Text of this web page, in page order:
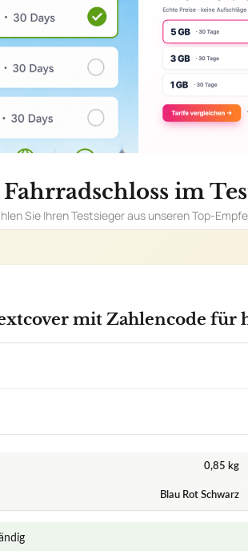
im
Sie Ihren Testsieger aus unseren Top-
mit Zahlencode für
0,85 kg
Blau Rot Schwarz